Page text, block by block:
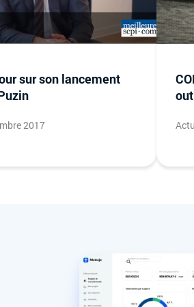
sur son lancement
2017